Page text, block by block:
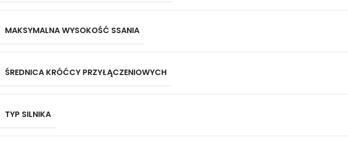
MAKSYMALNA WYSOKOŚĆ SSANIA
ŚREDNICA KRÓĆCY PRZYŁĄCZENIOWYCH
TYP SILNIKA